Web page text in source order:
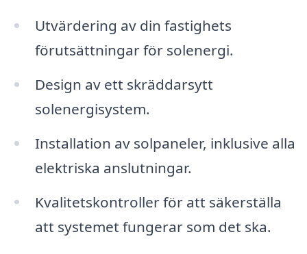
Utvärdering av din fastighets
förutsättningar för solenergi.
Design av ett skräddarsytt
solenergisystem.
Installation av solpaneler, inklusive alla
elektriska anslutningar.
Kvalitetskontroller för att säkerställa
att systemet fungerar som det ska.